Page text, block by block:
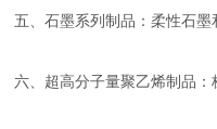
五、石墨系列制品：柔性石墨
六、超高分子量聚乙烯制品：